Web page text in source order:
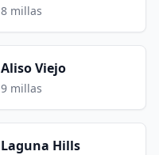
8 millas
Aliso Viejo
9 millas
Laguna Hills